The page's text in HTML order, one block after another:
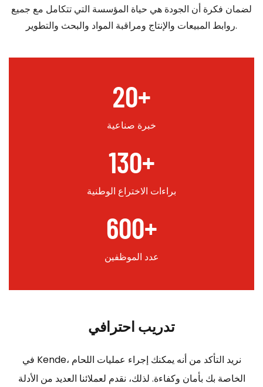
لضمان فكرة أن الجودة هي حياة المؤسسة التي تتكامل مع جميع
روابط المبيعات والإنتاج ومراقبة المواد والبحث والتطوير.
20+
خبرة صناعية
130+
براءات الاختراع الوطنية
600+
عدد الموظفين
تدريب احترافي
في Kende، نريد التأكد من أنه يمكنك إجراء عمليات اللحام
الخاصة بك بأمان وكفاءة. لذلك، نقدم لعملائنا العديد من الأدلة